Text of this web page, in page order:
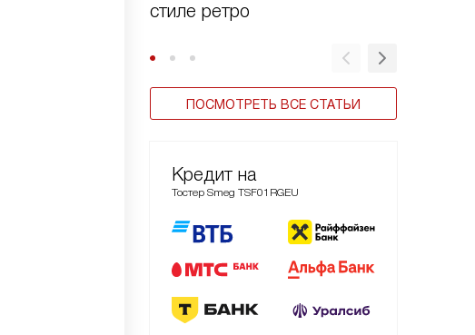
стиле ретро
ПОСМОТРЕТЬ ВСЕ СТАТЬИ
Кредит на
Тостер Smeg TSF01RGEU